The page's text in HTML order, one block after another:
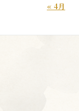
« 4月